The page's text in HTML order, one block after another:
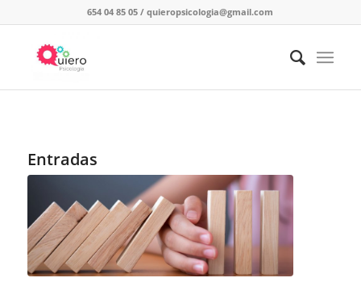
654 04 85 05 /quieropsicologia@gmail.com
Entradas